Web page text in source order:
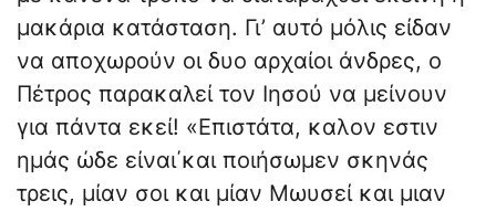
μακάρια κατάσταση. Γι’ αυτό μόλις είδαν
να αποχωρούν οι δυο αρχαίοι άνδρες, ο
Πέτρος παρακαλεί τον Ιησού να μείνουν
για πάντα εκεί! «Επιστάτα, καλον εστιν
ημάς ώδε είναι΄και ποιήσωμεν σκηνάς
τρεις, μίαν σοι και μίαν Μωυσεί και μιαν